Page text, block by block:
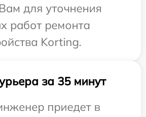
для уточнения
работ ремонта
Korting.
за 35 минут
приедет в